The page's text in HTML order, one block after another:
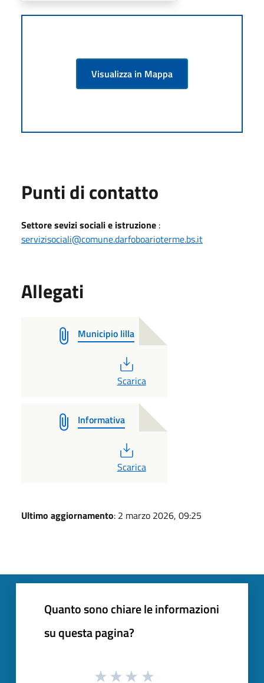
Visualizza in Mappa
Punti di contatto
Settore sevizi sociali e istruzione :
servizisociali@comune.darfoboarioterme.bs.it
Allegati
Municipio lilla
PDF
Scarica
Informativa
PDF
Scarica
Ultimo aggiornamento: 2 marzo 2026, 09:25
Quanto sono chiare le informazioni
su questa pagina?